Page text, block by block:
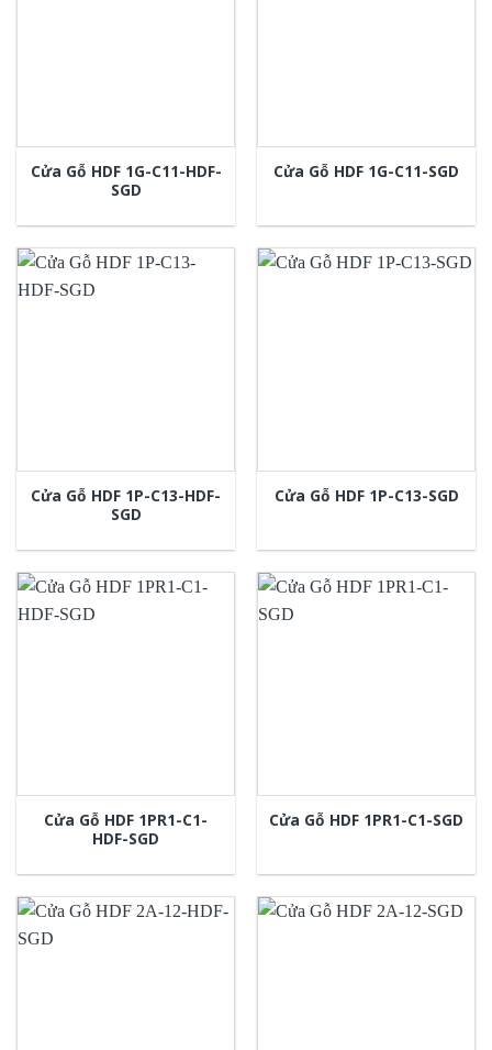
Cửa Gỗ HDF 1G-C11-HDF-
SGD
Cửa Gỗ HDF 1G-C11-SGD
Cửa Gỗ HDF 1P-C13-HDF-
SGD
Cửa Gỗ HDF 1P-C13-SGD
Cửa Gỗ HDF 1PR1-C1-
HDF-SGD
Cửa Gỗ HDF 1PR1-C1-SGD